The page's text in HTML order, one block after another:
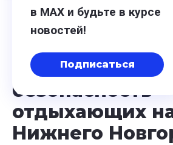
8 июля 2026, 19:37
Спасатели
контролируют
безопасность
отдыхающих
Нижнего
в МАХ и будьте в курсе
новостей!
Подписаться